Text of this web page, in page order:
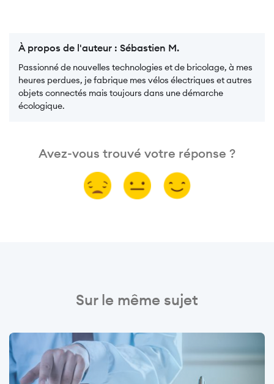
À propos de l'auteur : Sébastien M.
Passionné de nouvelles technologies et de bricolage, à mes
heures perdues, je fabrique mes vélos électriques et autres
objets connectés mais toujours dans une démarche
écologique.
Avez-vous trouvé votre réponse ?
Sur le même sujet
Image